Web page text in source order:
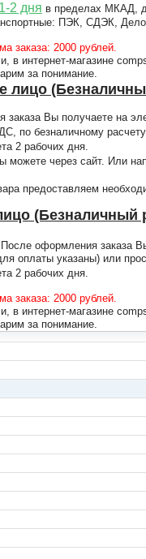
1-2 дня в пределах МКАД,
ПЭК, СДЭК,
заказа: 2000 рублей.
в интернет-магазине
за понимание.
лицо
Вы получаете на
по безналичному
2 рабочих дня.
можете через сайт. Или
предоставляем
(Безналичный
После оформления заказа
оплаты указаны) или
2 рабочих дня.
заказа: 2000 рублей.
в интернет-магазине
за понимание.